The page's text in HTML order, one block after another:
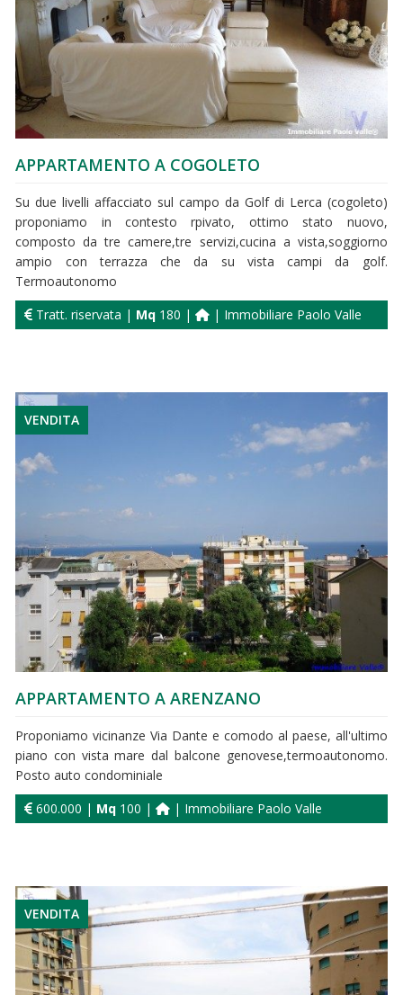
APPARTAMENTO A COGOLETO
Su due livelli affacciato sul campo da Golf di Lerca (cogoleto)
proponiamo in contesto rpivato, ottimo stato nuovo,
composto da tre camere,tre servizi,cucina a vista,soggiorno
ampio con terrazza che da su vista campi da golf.
Termoautonomo
Tratt. riservata | Mq 180 | | Immobiliare Paolo Valle
VENDITA
APPARTAMENTO A ARENZANO
Proponiamo vicinanze Via Dante e comodo al paese, all'ultimo
piano con vista mare dal balcone genovese,termoautonomo.
Posto auto condominiale
600.000 | Mq 100 | | Immobiliare Paolo Valle
VENDITA